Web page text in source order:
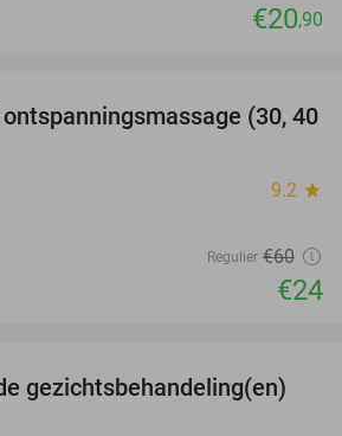
€20,90
60%
(30, 40
9.2 star
Regulier €60
€24
50%
gezichtsbehandeling(en)